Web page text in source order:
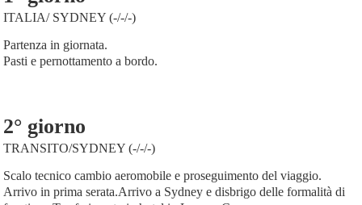
ITALIA/ SYDNEY (-/-/-)
Partenza in giornata.
Pasti e pernottamento a bordo.
2° giorno
TRANSITO/SYDNEY (-/-/-)
Scalo tecnico cambio aeromobile e proseguimento del viaggio.
Arrivo in prima serata.Arrivo a Sydney e disbrigo delle formalità di